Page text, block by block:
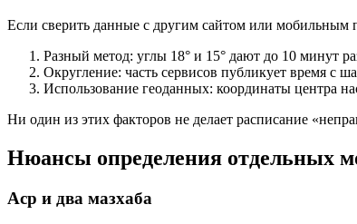
Если сверить данные с другим сайтом или мобильным
Разный метод: углы 18° и 15° дают до 10 минут
Округление: часть сервисов публикует время с
Использование геоданных: координаты центра
Ни один из этих факторов не делает расписание
Нюансы определения отдельных
Аср и два мазхаба